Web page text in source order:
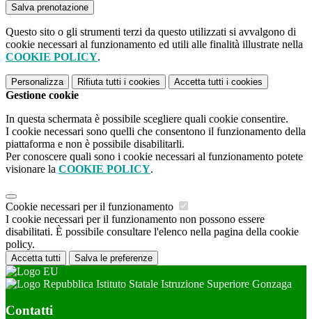
Questo sito o gli strumenti terzi da questo utilizzati si avvalgono di
cookie necessari al funzionamento ed utili alle finalità illustrate nella
COOKIE POLICY.
Personalizza Rifiuta tutti i cookies Accetta tutti i cookies
Gestione cookie
In questa schermata è possibile scegliere quali cookie consentire.
I cookie necessari sono quelli che consentono il funzionamento della
piattaforma e non è possibile disabilitarli.
Per conoscere quali sono i cookie necessari al funzionamento potete
visionare la COOKIE POLICY.
Cookie necessari per il funzionamento
I cookie necessari per il funzionamento non possono essere
disabilitati. È possibile consultare l'elenco nella pagina della cookie
policy.
Accetta tutti Salva le preferenze
Istituto Statale Istruzione Superiore Gonzaga
Contatti